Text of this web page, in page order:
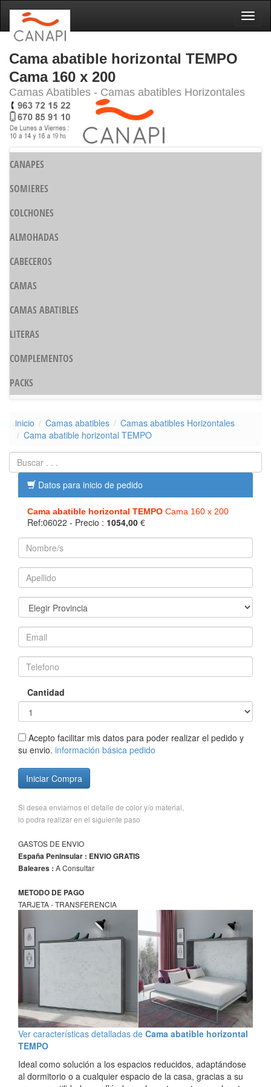
Cama abatible horizontal TEMPO
Cama 160 x 200
Camas Abatibles - Camas abatibles Horizontales
CANAPES
SOMIERES
COLCHONES
ALMOHADAS
CABECEROS
CAMAS
CAMAS ABATIBLES
LITERAS
COMPLEMENTOS
PACKS
inicio Camas abatibles
Camas abatibles Horizontales
Cama abatible horizontal TEMPO
Datos para inicio de pedido
Cama abatible horizontal TEMPO Cama 160 x 200
Ref:06022 - Precio : 1054,00 €
Cantidad
Acepto facilitar mis datos para poder realizar el pedido y
su envio. información básica pedido
Iniciar Compra
Si desea enviarnos el detalle de color y/o material,
lo podra realizar en el siguiente paso
GASTOS DE ENVIO
España Peninsular : ENVIO GRATIS
Baleares : A Consultar
METODO DE PAGO
TARJETA - TRANSFERENCIA
Ver características detalladas de Cama abatible horizontal
TEMPO
Ideal como solución a los espacios reducidos, adaptándose
al dormitorio o a cualquier espacio de la casa, gracias a su